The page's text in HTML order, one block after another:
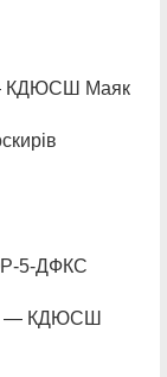
КДЮСШ Маяк
5-ДФКС
— КДЮСШ